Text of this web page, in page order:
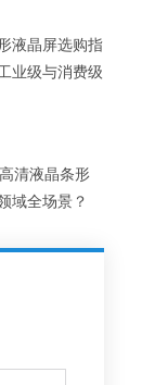
液晶屏选购指
业级与消费级
清液晶条形
域全场景？